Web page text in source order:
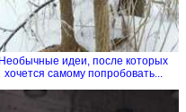
Необычные идеи, после которых
хочется самому попробовать...